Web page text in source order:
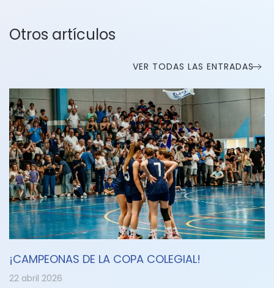
Otros artículos
VER TODAS LAS ENTRADAS
¡CAMPEONAS DE LA COPA COLEGIAL!
22 abril 2026